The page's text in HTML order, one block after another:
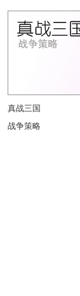
真战三国
战争策略